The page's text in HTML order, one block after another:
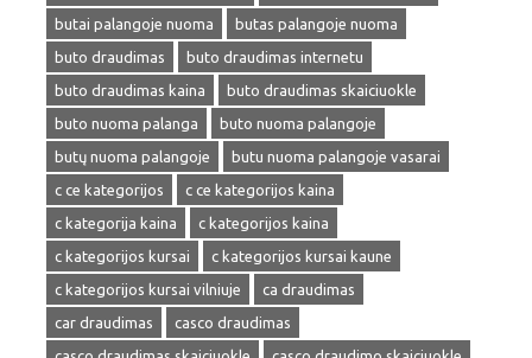
butai palangoje nuoma
butas palangoje nuoma
buto draudimas
buto draudimas internetu
buto draudimas kaina
buto draudimas skaiciuokle
buto nuoma palanga
buto nuoma palangoje
butų nuoma palangoje
butu nuoma palangoje vasarai
c ce kategorijos
c ce kategorijos kaina
c kategorija kaina
c kategorijos kaina
c kategorijos kursai
c kategorijos kursai kaune
c kategorijos kursai vilniuje
ca draudimas
car draudimas
casco draudimas